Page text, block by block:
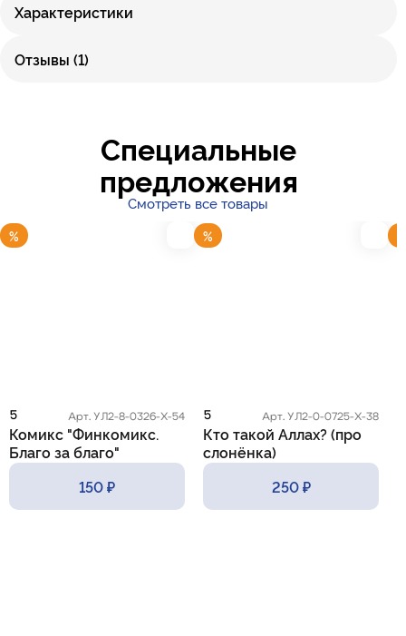
Характеристики
Отзывы (1)
Специальные
предложения
Смотреть все товары
%
5 Арт. УЛ2-8-0326-Х-54
Комикс "Финкомикс.
Благо за благо"
150 ₽
%
5 Арт. УЛ2-0-0725-Х-38
Кто такой Аллах? (про
слонёнка)
250 ₽